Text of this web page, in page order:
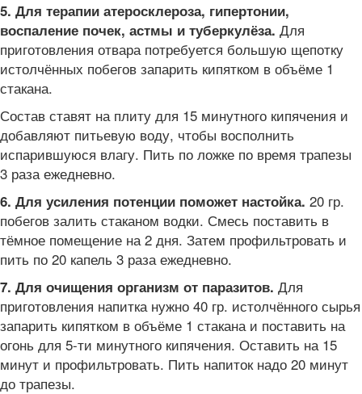
5. Для терапии атеросклероза, гипертонии,
воспаление почек, астмы и туберкулёза. Для
приготовления отвара потребуется большую щепотку
истолчённых побегов запарить кипятком в объёме 1
стакана.
Состав ставят на плиту для 15 минутного кипячения и
добавляют питьевую воду, чтобы восполнить
испарившуюся влагу. Пить по ложке по время трапезы
3 раза ежедневно.
6. Для усиления потенции поможет настойка. 20 гр.
побегов залить стаканом водки. Смесь поставить в
тёмное помещение на 2 дня. Затем профильтровать и
пить по 20 капель 3 раза ежедневно.
7. Для очищения организм от паразитов. Для
приготовления напитка нужно 40 гр. истолчённого сырья
запарить кипятком в объёме 1 стакана и поставить на
огонь для 5-ти минутного кипячения. Оставить на 15
минут и профильтровать. Пить напиток надо 20 минут
до трапезы.